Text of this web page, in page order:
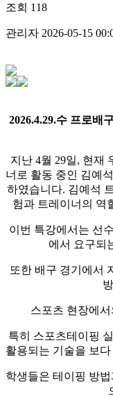
조회 118
관리자 2026-05-15
2026.4.29.수 프로배
지난 4월 29일, 현재
너로 활동 중인 김예석
하였습니다. 김예석
험과 트레이너의 역
이번 특강에서는 선
에서 요구되
또한 배구 경기에서
스포츠 현장에
특히 스포츠테이핑
활용되는 기술을 보
학생들은 테이핑 방